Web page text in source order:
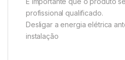
profissional qualificado.
Desligar a energia elétrica
instalação